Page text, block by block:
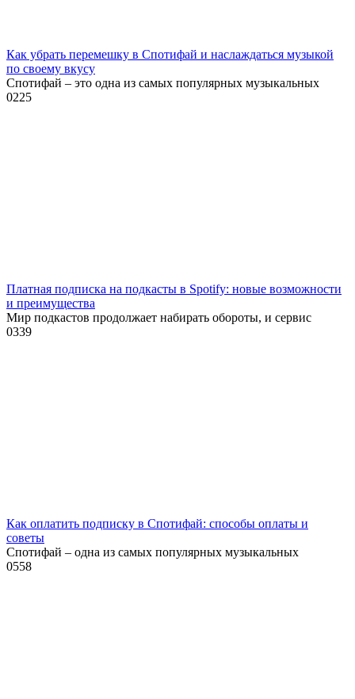
Как убрать перемешку в Спотифай и наслаждаться музыкой
по своему вкусу
Спотифай – это одна из самых популярных музыкальных
0225
Платная подписка на подкасты в Spotify: новые возможности
и преимущества
Мир подкастов продолжает набирать обороты, и сервис
0339
Как оплатить подписку в Спотифай: способы оплаты и
советы
Спотифай – одна из самых популярных музыкальных
0558